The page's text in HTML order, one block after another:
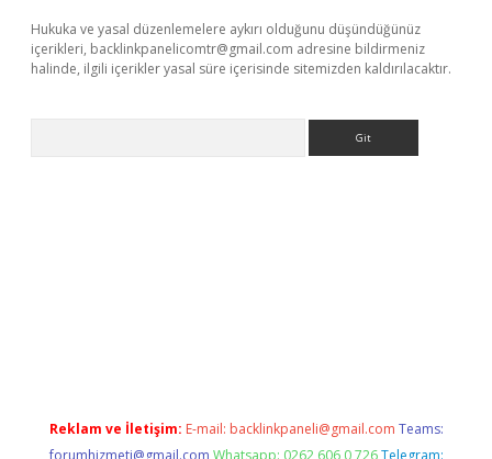
Hukuka ve yasal düzenlemelere aykırı olduğunu düşündüğünüz
içerikleri, backlinkpanelicomtr@gmail.com adresine bildirmeniz
halinde, ilgili içerikler yasal süre içerisinde sitemizden kaldırılacaktır.
Reklam ve İletişim: E-mail: backlinkpaneli@gmail.com Teams:
forumhizmeti@gmail.com Whatsapp: 0262 606 0 726 Telegram: